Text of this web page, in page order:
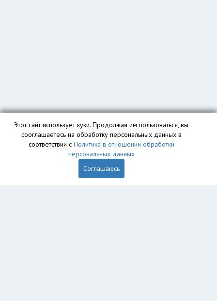
Этот сайт использует куки. Продолжая им пользоваться, вы
сооглашаетесь на обработку персональных данных в
соответствии с Политика в отношении обработки
персональных данных
Соглашаюсь